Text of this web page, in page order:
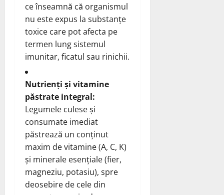
ce înseamnă că organismul
nu este expus la substanțe
toxice care pot afecta pe
termen lung sistemul
imunitar, ficatul sau rinichii.
Nutrienți și vitamine
păstrate integral:
Legumele culese și
consumate imediat
păstrează un conținut
maxim de vitamine (A, C, K)
și minerale esențiale (fier,
magneziu, potasiu), spre
deosebire de cele din